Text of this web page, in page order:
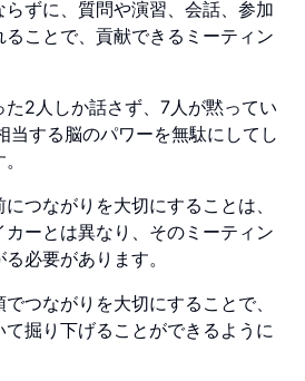
ずに、質問や演習、会話、参加
ことで、貢献できるミーティン
た2人しか話さず、7人が黙ってい
当する脳のパワーを無駄にしてし
つながりを大切にすることは、
ーとは異なり、そのミーティン
必要があります。
つながりを大切にすることで、
掘り下げることができるように